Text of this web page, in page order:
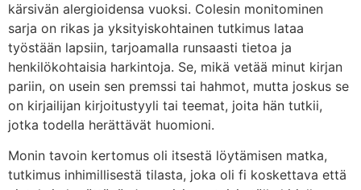
kärsivän alergioidensa vuoksi. Colesin monitominen
sarja on rikas ja yksityiskohtainen tutkimus lataa
työstään lapsiin, tarjoamalla runsaasti tietoa ja
henkilökohtaisia harkintoja. Se, mikä vetää minut kirjan
pariin, on usein sen premssi tai hahmot, mutta joskus se
on kirjailijan kirjoitustyyli tai teemat, joita hän tutkii,
jotka todella herättävät huomioni.
Monin tavoin kertomus oli itsestä löytämisen matka,
tutkimus inhimillisestä tilasta, joka oli fi koskettava että